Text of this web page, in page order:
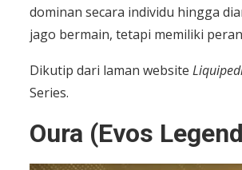
dominan secara individu hingga
jago bermain, tetapi memiliki
Dikutip dari laman website
Series.
Oura (Evos